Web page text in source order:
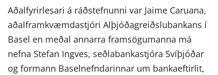
Aðalfyrirlesari á ráðstefnunni var Jaime Caruana,
aðalframkvæmdastjóri Alþjóðagreiðslubankans í
Basel en meðal annarra framsögumanna má
nefna Stefan Ingves, seðlabankastjóra Svíþjóðar
og formann Baselnefndarinnar um bankaeftirlit,